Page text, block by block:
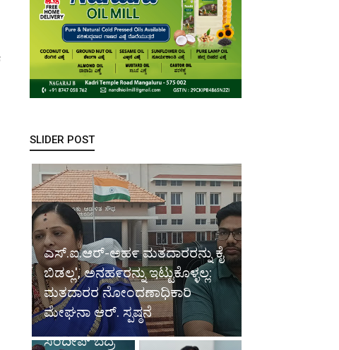
SLIDER POST
ಎಸ್.ಐ.ಆರ್-ಅಹ೯ ಮತದಾರರನ್ನು ಕೈ
ಬಿಡಲ್ಲ', ಅನಹ೯ರನ್ನು ಇಟ್ಟುಕೊಳ್ಳಲ್ಲ:
ಮತದಾರರ ನೋಂದಣಾಧಿಕಾರಿ
ಮೇಘನಾ ಆರ್. ಸ್ಪಷ್ಠನೆ
ಸಂದೀಪ್ ಬೆದ್ರ